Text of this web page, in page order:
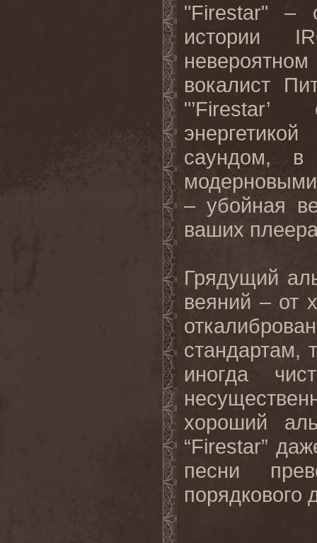
"Firestar" –
истории
вокалист
"’Firestar’
энергетикой
саундом, в
– убойная
ваших
Грядущий
веяний – от
иногда
хороший
“Firestar”
песни
порядкового